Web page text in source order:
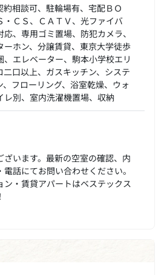
相談可、駐輪場有、宅配ＢＯ
・ＣＳ、ＣＡＴＶ、光ファイバ
、専用ゴミ置場、防犯カメラ、
ーホン、分譲賃貸、東京大学徒歩
エレベーター、駒本小学校エリ
口以上、ガスキッチン、システ
フローリング、浴室乾燥、ウォ
レ別、室内洗濯機置場、収納
います。最新の空室の確認、内
話にてお問い合わせください。
・賃貸アパートはベステックス